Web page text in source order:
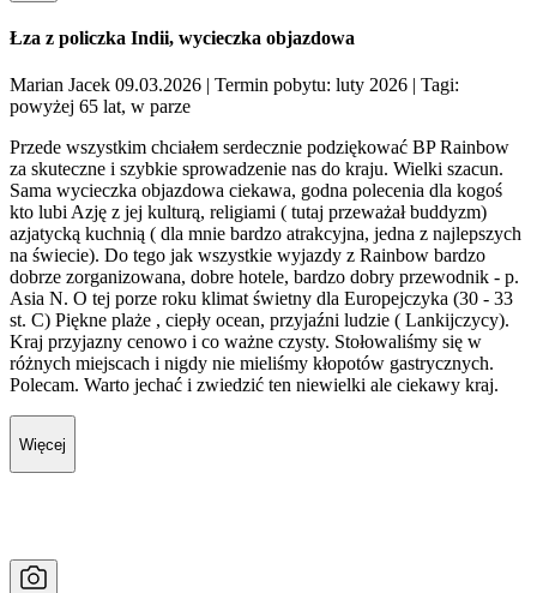
Łza z policzka Indii, wycieczka objazdowa
Marian Jacek 09.03.2026 | Termin pobytu: luty 2026 | Tagi:
powyżej 65 lat, w parze
Przede wszystkim chciałem serdecznie podziękować BP Rainbow
za skuteczne i szybkie sprowadzenie nas do kraju. Wielki szacun.
Sama wycieczka objazdowa ciekawa, godna polecenia dla kogoś
kto lubi Azję z jej kulturą, religiami ( tutaj przeważał buddyzm)
azjatycką kuchnią ( dla mnie bardzo atrakcyjna, jedna z najlepszych
na świecie). Do tego jak wszystkie wyjazdy z Rainbow bardzo
dobrze zorganizowana, dobre hotele, bardzo dobry przewodnik - p.
Asia N. O tej porze roku klimat świetny dla Europejczyka (30 - 33
st. C) Piękne plaże , ciepły ocean, przyjaźni ludzie ( Lankijczycy).
Kraj przyjazny cenowo i co ważne czysty. Stołowaliśmy się w
różnych miejscach i nigdy nie mieliśmy kłopotów gastrycznych.
Polecam. Warto jechać i zwiedzić ten niewielki ale ciekawy kraj.
Więcej